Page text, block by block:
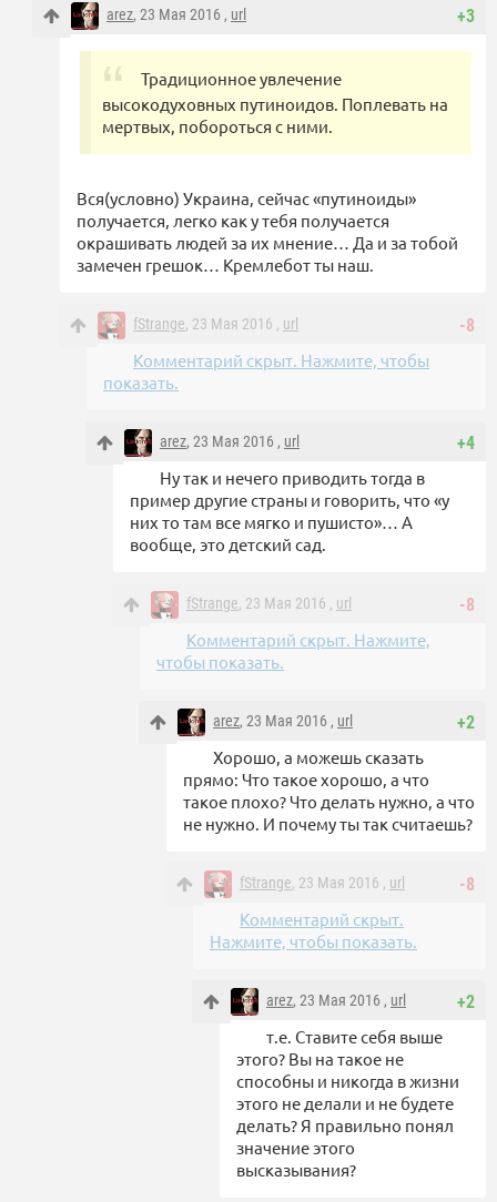
+3
arez, 23 Мая 2016 , url
Традиционное увлечение
высокодуховных путиноидов. Поплевать на
мертвых, побороться с ними.
Вся(условно) Украина, сейчас «путиноиды»
получается, легко как у тебя получается
окрашивать людей за их мнение… Да и за тобой
замечен грешок… Кремлебот ты наш.
-8
fStrange, 23 Мая 2016 , url
Комментарий скрыт. Нажмите, чтобы
показать.
+4
arez, 23 Мая 2016 , url
Ну так и нечего приводить тогда в
пример другие страны и говорить, что «у
них то там все мягко и пушисто»… А
вообще, это детский сад.
-8
fStrange, 23 Мая 2016 , url
Комментарий скрыт. Нажмите,
чтобы показать.
+2
arez, 23 Мая 2016 , url
Хорошо, а можешь сказать
прямо: Что такое хорошо, а что
такое плохо? Что делать нужно, а что
не нужно. И почему ты так считаешь?
-8
fStrange, 23 Мая 2016 , url
Комментарий скрыт.
Нажмите, чтобы показать.
+2
arez, 23 Мая 2016 , url
т.е. Ставите себя выше
этого? Вы на такое не
способны и никогда в жизни
этого не делали и не будете
делать? Я правильно понял
значение этого
высказывания?